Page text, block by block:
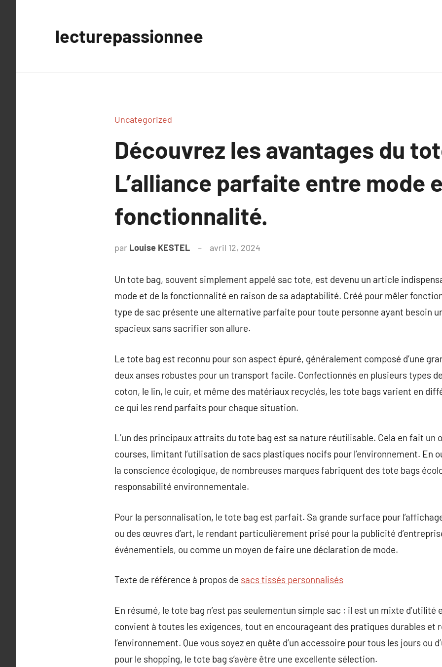
lecturepassionnee
Uncategorized
Découvrez les avantages du
L’alliance parfaite entre mode
fonctionnalité.
par Louise KESTEL avril 12, 2024
Un tote bag, souvent simplement appelé sac tote, est devenu un article
mode et de la fonctionnalité en raison de sa adaptabilité. Créé pour mêler
type de sac présente une alternative parfaite pour toute personne ayant besoin
spacieux sans sacrifier son allure.
Le tote bag est reconnu pour son aspect épuré, généralement composé d’une
deux anses robustes pour un transport facile. Confectionnés en plusieurs types
coton, le lin, le cuir, et même des matériaux recyclés, les tote bags varient en
ce qui les rend parfaits pour chaque situation.
L’un des principaux attraits du tote bag est sa nature réutilisable. Cela en fait un
courses, limitant l’utilisation de sacs plastiques nocifs pour l’environnement. En
la conscience écologique, de nombreuses marques fabriquent des tote bags
responsabilité environnementale.
Pour la personnalisation, le tote bag est parfait. Sa grande surface pour
ou des œuvres d’art, le rendant particulièrement prisé pour la publicité
événementiels, ou comme un moyen de faire une déclaration de mode.
Texte de référence à propos de sacs tissés personnalisés
En résumé, le tote bag n’est pas seulementun simple sac ; il est un mixte d’utilité
convient à toutes les exigences, tout en encourageant des pratiques durables et
l’environnement. Que vous soyez en quête d’un accessoire pour tous les jours ou
pour le shopping, le tote bag s’avère être une excellente sélection.